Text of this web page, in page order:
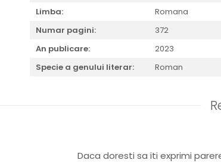
Limba:
Romana
Numar pagini:
372
An publicare:
2023
Specie a genului literar:
Roman
Daca doresti sa iti exprimi